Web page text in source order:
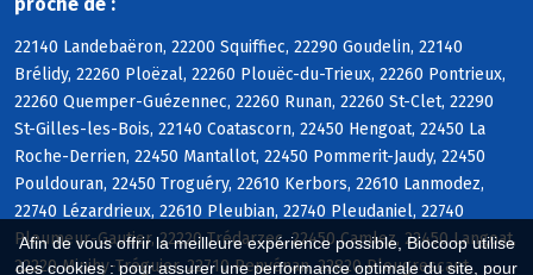
Afin de vous offrir la meilleure expérience possible, Biocoop utilise
des cookies : pour assurer une performance optimale du site, pour
22140 Landebaëron, 22200 Squiffiec, 22290 Goudelin, 22140
Brélidy, 22260 Ploëzal, 22260 Plouëc-du-Trieux, 22260 Pontrieux,
22260 Quemper-Guézennec, 22260 Runan, 22260 St-Clet, 22290
St-Gilles-les-Bois, 22140 Coatascorn, 22450 Hengoat, 22450 La
Roche-Derrien, 22450 Mantallot, 22450 Pommerit-Jaudy, 22450
Pouldouran, 22450 Troguéry, 22610 Kerbors, 22610 Lanmodez,
22740 Lézardrieux, 22610 Pleubian, 22740 Pleudaniel, 22740
Pleumeur-Gautier, 22220 Trédarzec, 22450 Camlez, 22450 Langoat,
22220 Minihy-Tréguier, 22710 Penvénan, 22820 Plougrescant